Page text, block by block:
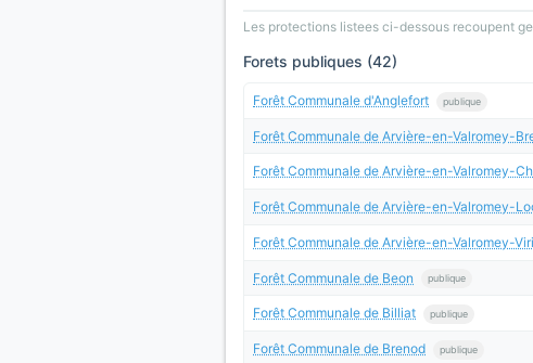
Les protections listees ci-dessous recoupent
Forets publiques (42)
Forêt Communale d'Anglefort publique
Forêt Communale de Arvière-en-Valromey-
Forêt Communale de Arvière-en-Valromey-
Forêt Communale de Arvière-en-Valromey-
Forêt Communale de Arvière-en-Valromey-
Forêt Communale de Beon publique
Forêt Communale de Billiat publique
Forêt Communale de Brenod publique